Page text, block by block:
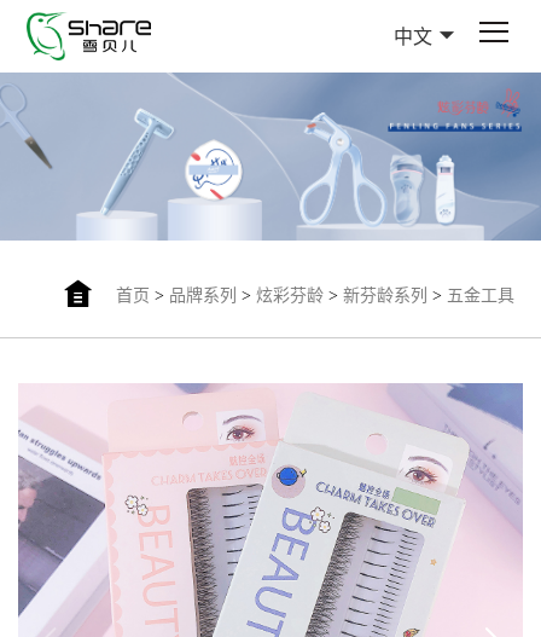
中文
首页 > 品牌系列 > 炫彩芬龄> 新芬龄系列 > 五金工具